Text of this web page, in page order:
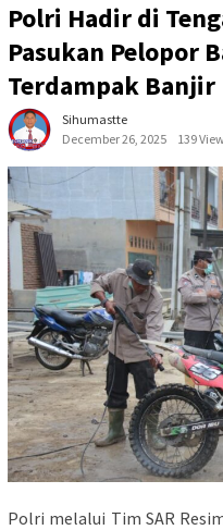
Polri Hadir di
Pasukan Pelopor
Terdampak Banjir
Sihumastte
December 26, 2025
139
Polri melalui Tim SAR